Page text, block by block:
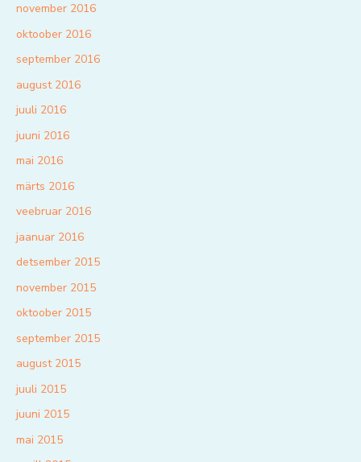
november 2016
oktoober 2016
september 2016
august 2016
juuli 2016
juuni 2016
mai 2016
märts 2016
veebruar 2016
jaanuar 2016
detsember 2015
november 2015
oktoober 2015
september 2015
august 2015
juuli 2015
juuni 2015
mai 2015